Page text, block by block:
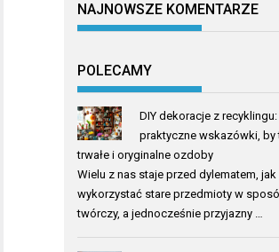
NAJNOWSZE KOMENTARZE
POLECAMY
DIY dekoracje z recyklingu:
praktyczne wskazówki, by
trwałe i oryginalne ozdoby
Wielu z nas staje przed dylematem, jak
wykorzystać stare przedmioty w
twórczy, a jednocześnie przyjazny …